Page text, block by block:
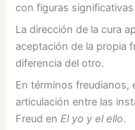
con figuras
La dirección de la cura
aceptación de la propia
diferencia del otro.
En términos freudianos,
articulación entre las
Freud enEl yo y el ello.